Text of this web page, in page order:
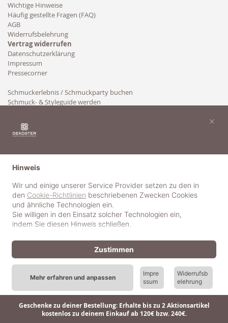
Geschenke zu deiner Bestellung: Erhalte bis zu 2 Aktionsartikel
kostenlos zu deinem Einkauf ab 120€ bzw. 240€.
Wichtige Hinweise
Häufig gestellte Fragen (FAQ)
AGB
Widerrufsbelehrung
Vertrag widerrufen
Datenschutzerklärung
Impressum
Pressecorner
Schmuckerlebnis / Schmuckparty buchen
Schmuck- & Styleguide werden
© 2018-2025 dekoster GmbH
Hinweis
Wir und einige unserer Service Provider setzen zu den in
den Cookie-Richtlinien beschriebenen Zwecken Cookies
und ähnliche Technologien ein.
Sie willigen in den Einsatz solcher Technologien ein,
indem Sie diesen Hinweis schließen.
Mehr erfahren und anpassen
Impre
ssum
Widerrufsb
elehrung
Zustimmen
×